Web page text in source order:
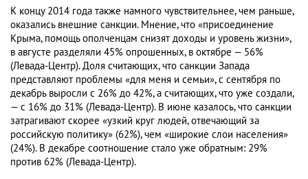
К концу 2014 года также намного чувствительнее, чем раньше,
оказались внешние санкции. Мнение, что «присоединение
Крыма, помощь ополченцам снизят доходы и уровень жизни»,
в августе разделяли 45% опрошенных, в октябре — 56%
(Левада-Центр). Доля считающих, что санкции Запада
представляют проблемы «для меня и семьи», с сентября по
декабрь выросли с 26% до 42%, а считающих, что уже создали,
— с 16% до 31% (Левада-Центр). В июне казалось, что санкции
затрагивают скорее «узкий круг людей, отвечающий за
российскую политику» (62%), чем «широкие слои населения»
(24%). В декабре соотношение стало уже обратным: 29%
против 62% (Левада-Центр).